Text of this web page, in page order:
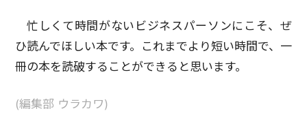
忙しくて時間がないビジネスパーソンにこそ、ぜ
ひ読んでほしい本です。これまでより短い時間で、一
冊の本を読破することができると思います。
(編集部 ウラカワ)